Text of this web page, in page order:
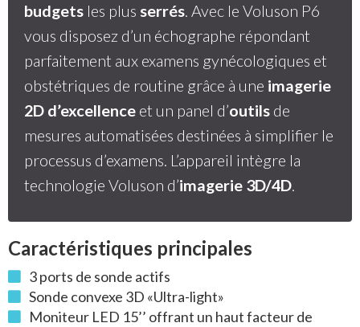
budgetsles plus serrés. Avec le Voluson P6
vous disposez d’un échographe répondant
parfaitement aux examens gynécologiques et
obstétriques de routine grâce à une imagerie
2D d’excellenceet un panel d’outilsde
mesures automatisées destinées à simplifier le
processus d’examens. L’appareil intègre la
technologie Voluson d’imagerie 3D/4D.
Caractéristiques principales
3 ports de sonde actifs
Sonde convexe 3D «Ultra-light»
Moniteur LED 15’’ offrant un haut facteur de